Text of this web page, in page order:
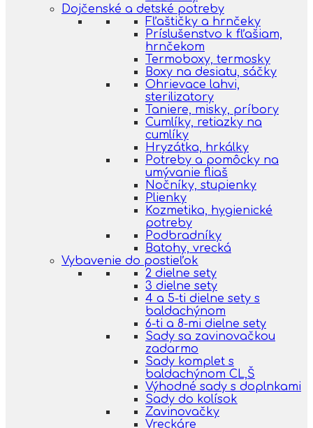
Dojčenské a detské potreby
Fľaštičky a hrnčeky
Príslušenstvo k fľašiam,
hrnčekom
Termoboxy, termosky
Boxy na desiatu, sáčky
Ohrievace lahvi,
sterilizatory
Taniere, misky, príbory
Cumlíky, retiazky na
cumlíky
Hryzátka, hrkálky
Potreby a pomôcky na
umývanie fliaš
Nočníky, stupienky
Plienky
Kozmetika, hygienické
potreby
Podbradníky
Batohy, vrecká
Vybavenie do postieľok
2 dielne sety
3 dielne sety
4 a 5-ti dielne sety s
baldachýnom
6-ti a 8-mi dielne sety
Sady sa zavinovačkou
zadarmo
Sady komplet s
baldachýnom CL,Š
Výhodné sady s doplnkami
Sady do kolísok
Zavinovačky
Vreckáre